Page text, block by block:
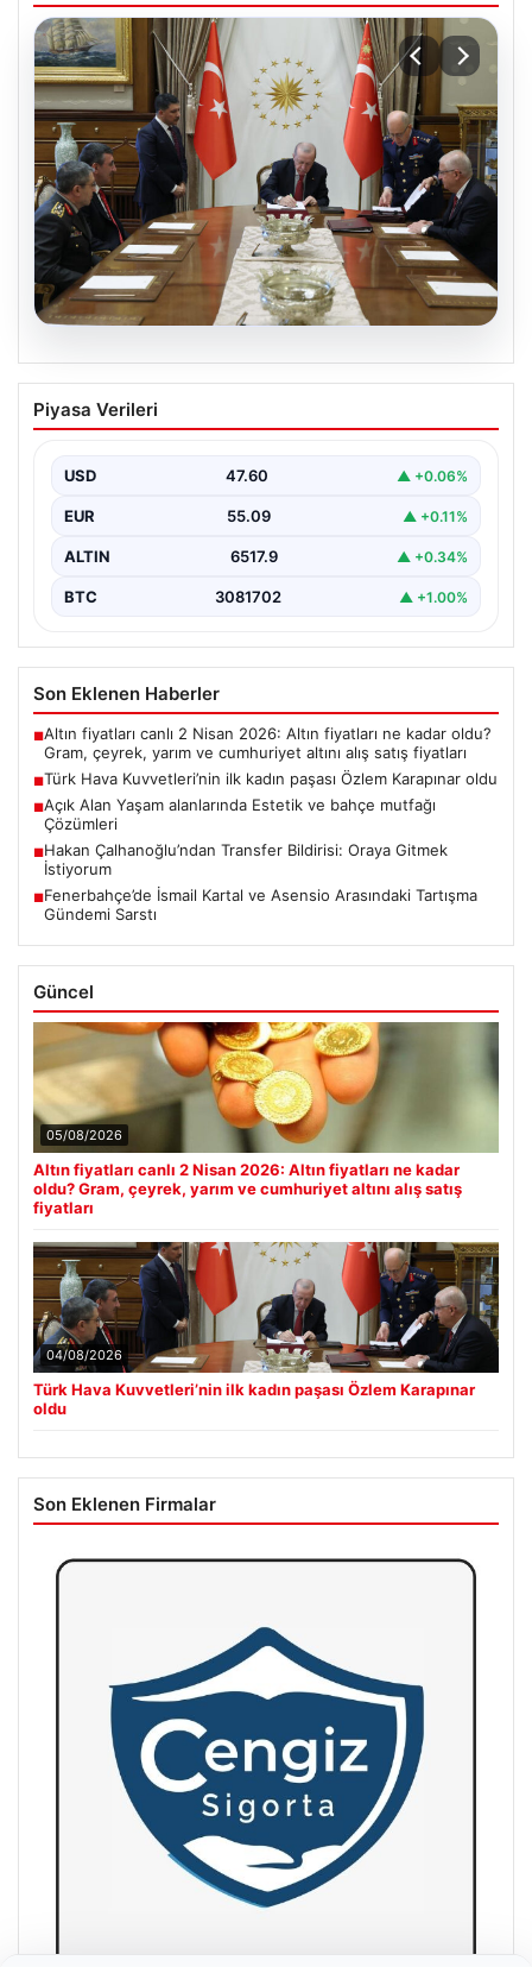
04.08.2026
Türk Hava Kuvvetleri’nin ilk kadın
paşası Özlem Karapınar oldu
Özlem Karapınar İlk Kadın Paşa Oldu”,…
Piyasa Verileri
USD 47.60 ▲ +0.06%
EUR 55.09 ▲ +0.11%
ALTIN 6517.9 ▲ +0.34%
BTC 3081702 ▲ +1.00%
Son Eklenen Haberler
■Altın fiyatları canlı 2 Nisan 2026: Altın fiyatları ne kadar oldu?
Gram, çeyrek, yarım ve cumhuriyet altını alış satış fiyatları
■Türk Hava Kuvvetleri’nin ilk kadın paşası Özlem Karapınar oldu
■Açık Alan Yaşam alanlarında Estetik ve bahçe mutfağı
Çözümleri
■Hakan Çalhanoğlu’ndan Transfer Bildirisi: Oraya Gitmek
İstiyorum
■Fenerbahçe’de İsmail Kartal ve Asensio Arasındaki Tartışma
Gündemi Sarstı
Güncel
05/08/2026
Altın fiyatları canlı 2 Nisan 2026: Altın fiyatları ne kadar
oldu? Gram, çeyrek, yarım ve cumhuriyet altını alış satış
fiyatları
04/08/2026
Türk Hava Kuvvetleri’nin ilk kadın paşası Özlem Karapınar
oldu
Son Eklenen Firmalar